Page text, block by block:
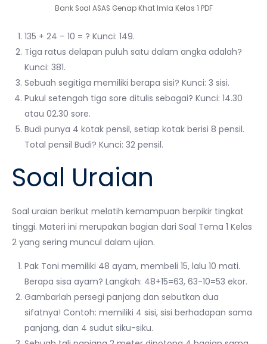
Bank Soal ASAS Genap Khat Imla Kelas 1 PDF
135 + 24 – 10 = ? Kunci: 149.
Tiga ratus delapan puluh satu dalam angka adalah?
Kunci: 381.
Sebuah segitiga memiliki berapa sisi? Kunci: 3 sisi.
Pukul setengah tiga sore ditulis sebagai? Kunci: 14.30
atau 02.30 sore.
Budi punya 4 kotak pensil, setiap kotak berisi 8 pensil.
Total pensil Budi? Kunci: 32 pensil.
Soal Uraian
Soal uraian berikut melatih kemampuan berpikir tingkat
tinggi. Materi ini merupakan bagian dari Soal Tema 1 Kelas
2 yang sering muncul dalam ujian.
Pak Toni memiliki 48 ayam, membeli 15, lalu 10 mati.
Berapa sisa ayam? Langkah: 48+15=63, 63-10=53 ekor.
Gambarlah persegi panjang dan sebutkan dua
sifatnya! Contoh: memiliki 4 sisi, sisi berhadapan sama
panjang, dan 4 sudut siku-siku.